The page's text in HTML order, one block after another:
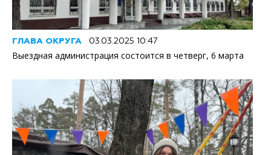
ГЛАВА ОКРУГА 03.03.2025 10:47
Выездная администрация состоится в четверг, 6 марта